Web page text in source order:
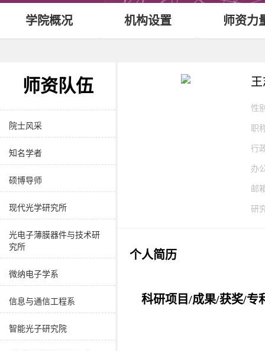
学院概况
党政领导
机构设置 师资力
师资队伍
院士风采
知名学者
硕博导师
现代光学研究所
光电子薄膜器件与技术研
究所
微纳电子学系
信息与通信工程系
智能光子研究院
性
职
行
办
邮
研
个人简历
科研项目/成果/获奖/专